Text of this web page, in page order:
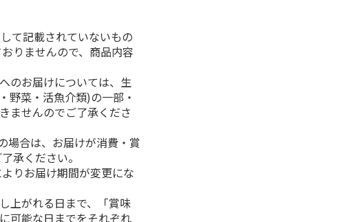
て記載されていないもの
りませんので、商品内容
のお届けについては、生
野菜・活魚介類)の一部・
ませんのでご了承くださ
場合は、お届けが消費・賞
承ください。
りお届け期間が変更にな
上がれる日まで、「賞味
可能な日までをそれぞれ